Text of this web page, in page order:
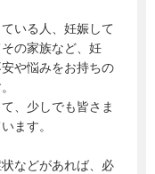
いる人、妊娠して
の家族など、妊
や悩みをお持ちの
、少しでも皆さま
ます。
などがあれば、必